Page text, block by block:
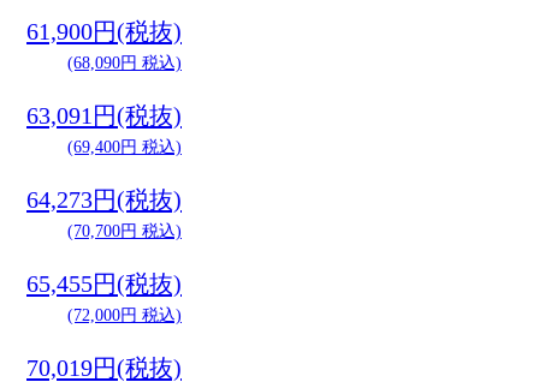
61,900円(税抜)
(68,090円 税込)
63,091円(税抜)
(69,400円 税込)
64,273円(税抜)
(70,700円 税込)
65,455円(税抜)
(72,000円 税込)
70,019円(税抜)